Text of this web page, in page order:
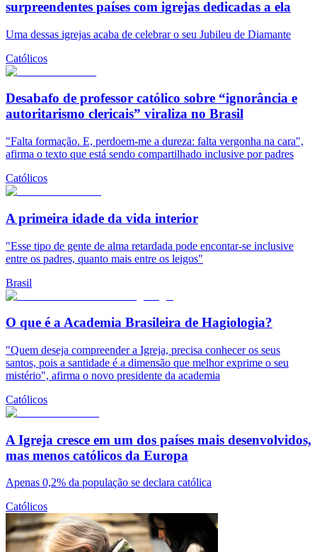
surpreendentes países com igrejas dedicadas a ela
Uma dessas igrejas acaba de celebrar o seu Jubileu de Diamante
Católicos
Desabafo de professor católico sobre “ignorância e
autoritarismo clericais” viraliza no Brasil
"Falta formação. E, perdoem-me a dureza: falta vergonha na cara",
afirma o texto que está sendo compartilhado inclusive por padres
Católicos
A primeira idade da vida interior
"Esse tipo de gente de alma retardada pode encontar-se inclusive
entre os padres, quanto mais entre os leigos"
Brasil
O que é a Academia Brasileira de Hagiologia?
"Quem deseja compreender a Igreja, precisa conhecer os seus
santos, pois a santidade é a dimensão que melhor exprime o seu
mistério", afirma o novo presidente da academia
Católicos
A Igreja cresce em um dos países mais desenvolvidos,
mas menos católicos da Europa
Apenas 0,2% da população se declara católica
Católicos